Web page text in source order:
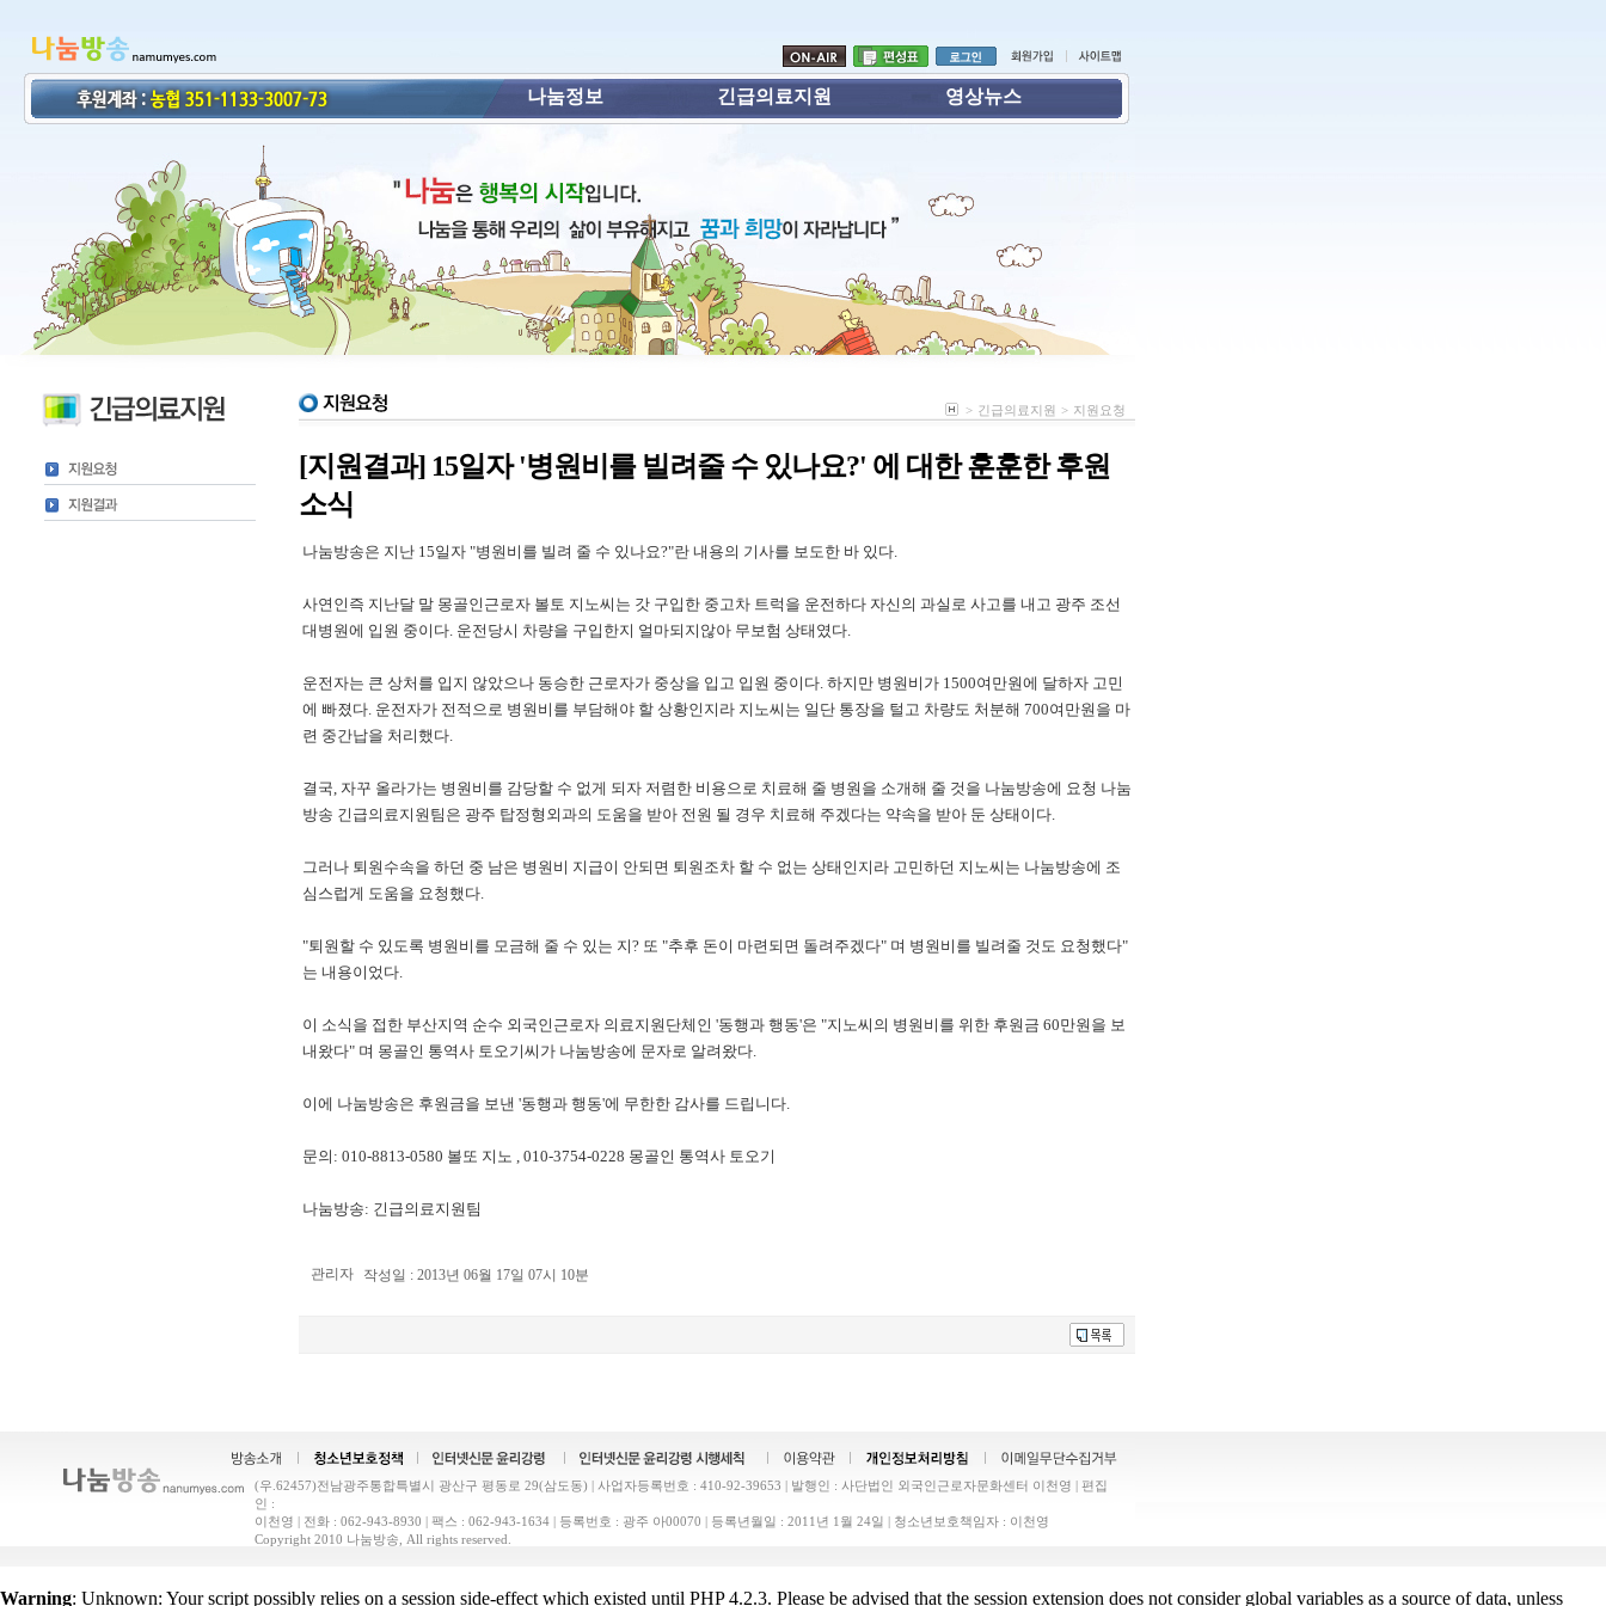
나눔정보 긴급의료지원 영상뉴스
> 긴급의료지원 > 지원요청
[지원결과] 15일자 '병원비를 빌려줄 수 있나요?' 에 대한 훈훈한 후원
소식
나눔방송은 지난 15일자 "병원비를 빌려 줄 수 있나요?"란 내용의 기사를 보도한 바 있다.
사연인즉 지난달 말 몽골인근로자 볼토 지노씨는 갓 구입한 중고차 트럭을 운전하다 자신의 과실로 사고를 내고 광주 조선
대병원에 입원 중이다. 운전당시 차량을 구입한지 얼마되지않아 무보험 상태였다.
운전자는 큰 상처를 입지 않았으나 동승한 근로자가 중상을 입고 입원 중이다. 하지만 병원비가 1500여만원에 달하자 고민
에 빠졌다. 운전자가 전적으로 병원비를 부담해야 할 상황인지라 지노씨는 일단 통장을 털고 차량도 처분해 700여만원을 마
련 중간납을 처리했다.
결국, 자꾸 올라가는 병원비를 감당할 수 없게 되자 저렴한 비용으로 치료해 줄 병원을 소개해 줄 것을 나눔방송에 요청 나눔
방송 긴급의료지원팀은 광주 탑정형외과의 도움을 받아 전원 될 경우 치료해 주겠다는 약속을 받아 둔 상태이다.
그러나 퇴원수속을 하던 중 남은 병원비 지급이 안되면 퇴원조차 할 수 없는 상태인지라 고민하던 지노씨는 나눔방송에 조
심스럽게 도움을 요청했다.
"퇴원할 수 있도록 병원비를 모금해 줄 수 있는 지? 또 "추후 돈이 마련되면 돌려주겠다" 며 병원비를 빌려줄 것도 요청했다"
는 내용이었다.
이 소식을 접한 부산지역 순수 외국인근로자 의료지원단체인 '동행과 행동'은 "지노씨의 병원비를 위한 후원금 60만원을 보
내왔다" 며 몽골인 통역사 토오기씨가 나눔방송에 문자로 알려왔다.
이에 나눔방송은 후원금을 보낸 '동행과 행동'에 무한한 감사를 드립니다.
문의: 010-8813-0580 볼또 지노 , 010-3754-0228 몽골인 통역사 토오기
나눔방송: 긴급의료지원팀
관리자 작성일 : 2013년 06월 17일 07시 10분
(우.62457)전남광주통합특별시 광산구 평동로 29(삼도동) | 사업자등록번호 : 410-92-39653 | 발행인 : 사단법인 외국인근로자문화센터 이천영 | 편집
인 :
이천영 | 전화 : 062-943-8930 | 팩스 : 062-943-1634 | 등록번호 : 광주 아00070 | 등록년월일 : 2011년 1월 24일 | 청소년보호책임자 : 이천영
Copyright 2010 나눔방송, All rights reserved.
Warning: Unknown: Your script possibly relies on a session side-effect which existed until PHP 4.2.3. Please be advised that the session extension does not consider global variables as a source of data, unless